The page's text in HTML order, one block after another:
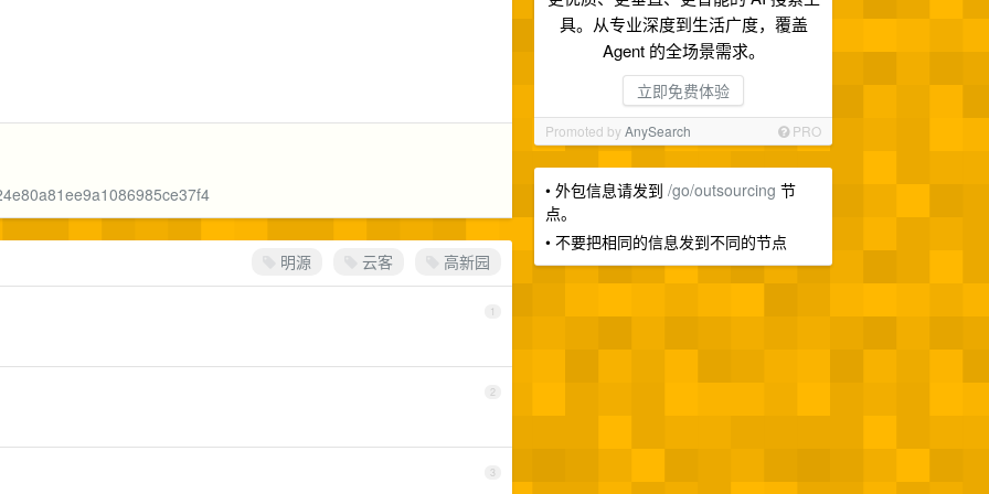
具。从专业深度到生活广度，覆盖
Agent 的全场景需求。
立即免费体验
Promoted byAnySearch PRO
• 外包信息请发到 /go/outsourcing 节
点。
• 不要把相同的信息发到不同的节点
明源 云客 高新园
1
2
3